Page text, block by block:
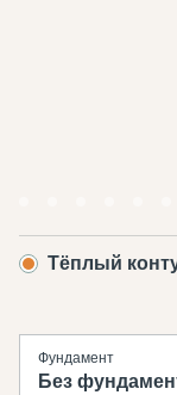
Тёплый
Фундамент
Без